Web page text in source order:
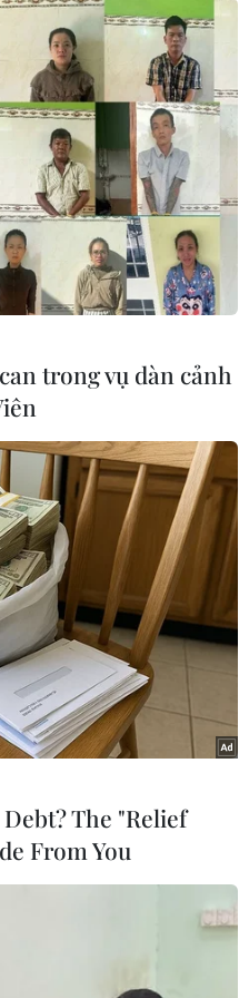
hoàn thành các tiêu
(TTXVN/Vietnam+)
thứ 42
Widodo
trong vụ dàn cảnh
The "Relief
From You